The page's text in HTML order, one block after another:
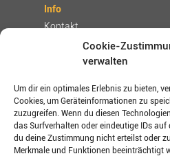
Cookie-
verwalten
Um dir ein optimales Erlebnis zu bieten,
Cookies, um Geräteinformationen zu
zuzugreifen. Wenn du diesen
das Surfverhalten oder eindeutige IDs auf
du deine Zustimmung nicht erteilst oder
Merkmale und Funktionen beeinträchtigt
Info
Kontakt
Rechtliches
Impressum
AGBs
Datenschutz / Disclaimer
Versand- und